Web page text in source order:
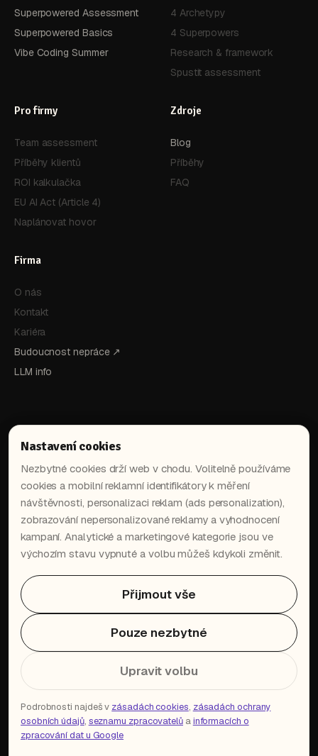
Superpowered Assessment
Superpowered Basics
Vibe Coding Summer
4 Archetypy
4 Superpowers
Research & framework
Spustit assessment
Pro firmy
Team assessment
Příběhy klientů
ROI kalkulačka
EU AI Act (Article 4)
Naplánovat hovor
Zdroje
Blog
Příběhy
FAQ
Firma
O nás
Kontakt
Kariéra
Budoucnost nepráce ↗
LLM info
Dostaň nejnovější AI postupy
přímo do tvé schránky.
Přihlášením souhlasíš sezpracováním osobních údajů.
© 2026 Aibility · Praha · Made by humans with AI
PodmínkySoukromí
Nastavení cookies
Nezbytné cookies drží web v chodu. Volitelně používáme
cookies a mobilní reklamní identifikátory k měření
návštěvnosti, personalizaci reklam (ads personalization),
zobrazování nepersonalizované reklamy a vyhodnocení
kampaní. Analytické a marketingové kategorie jsou ve
výchozím stavu vypnuté a volbu můžeš kdykoli změnit.
Přijmout vše
Pouze nezbytné
Upravit volbu
Podrobnosti najdeš v zásadách cookies, zásadách ochrany
osobních údajů, seznamu zpracovatelůainformacích o
zpracování dat u Google